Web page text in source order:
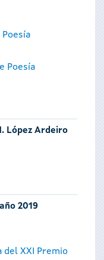
Poesía
López Ardeiro
2019
del XXI Premio